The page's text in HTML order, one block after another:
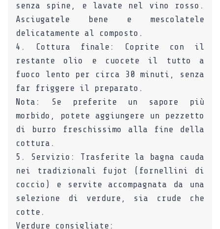
senza spine, e lavate nel vino rosso.
Asciugatele bene e mescolatele
delicatamente al composto.
4. Cottura finale: Coprite con il
restante olio e cuocete il tutto a
fuoco lento per circa 30 minuti, senza
far friggere il preparato.
Nota: Se preferite un sapore più
morbido, potete aggiungere un pezzetto
di burro freschissimo alla fine della
cottura.
5. Servizio: Trasferite la bagna cauda
nei tradizionali fujot (fornellini di
coccio) e servite accompagnata da una
selezione di verdure, sia crude che
cotte.
Verdure consigliate: